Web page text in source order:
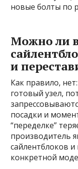
новые болты по
Можно ли
и
Как правило,
готовый узел,
посадки и
“переделке”
производитель
сайлентблоков
конкретной